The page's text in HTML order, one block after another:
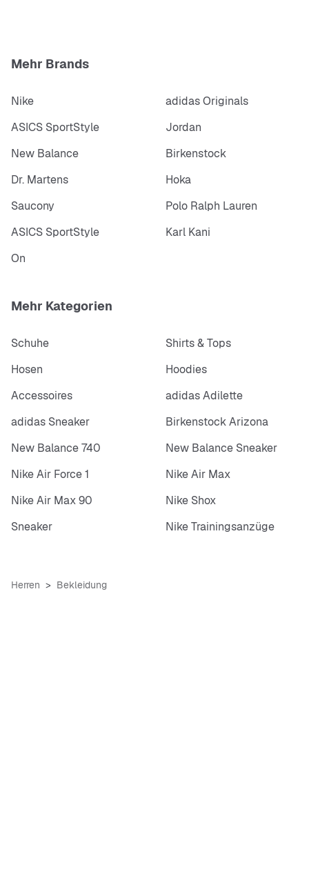
Mehr Brands
Nike
adidas Originals
ASICS SportStyle
Jordan
New Balance
Birkenstock
Dr. Martens
Hoka
Saucony
Polo Ralph Lauren
ASICS SportStyle
Karl Kani
On
Mehr Kategorien
Schuhe
Shirts & Tops
Hosen
Hoodies
Accessoires
adidas Adilette
adidas Sneaker
Birkenstock Arizona
New Balance 740
New Balance Sneaker
Nike Air Force 1
Nike Air Max
Nike Air Max 90
Nike Shox
Sneaker
Nike Trainingsanzüge
Herren Bekleidung